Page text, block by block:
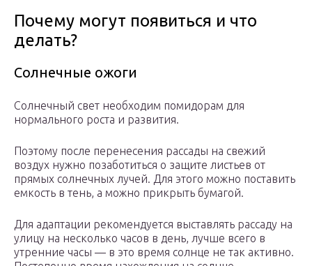
Почему могут появиться и что
делать?
Солнечные ожоги
Солнечный свет необходим помидорам для
нормального роста и развития.
Поэтому после перенесения рассады на свежий
воздух нужно позаботиться о защите листьев от
прямых солнечных лучей. Для этого можно поставить
емкость в тень, а можно прикрыть бумагой.
Для адаптации рекомендуется выставлять рассаду на
улицу на несколько часов в день, лучше всего в
утренние часы — в это время солнце не так активно.